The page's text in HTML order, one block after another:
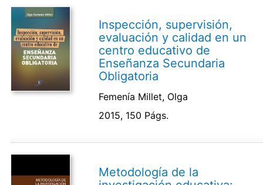
Inspección, supervisión,
evaluación y calidad en un
centro educativo de
Enseñanza Secundaria
Obligatoria
Femenía Millet, Olga
2015, 150 Págs.
Metodología de la